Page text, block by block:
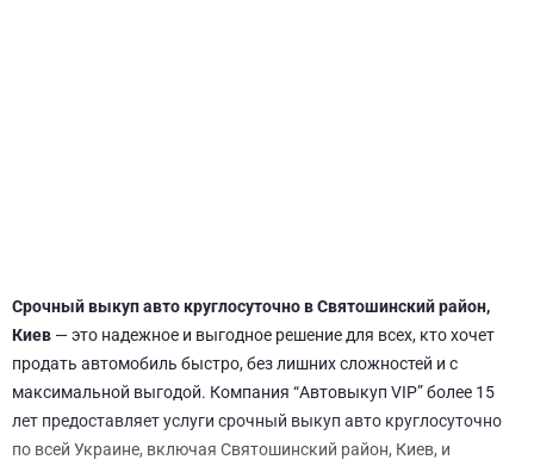
Срочный выкуп авто круглосуточно в Святошинский район,
Киев — это надежное и выгодное решение для всех, кто хочет
продать автомобиль быстро, без лишних сложностей и с
максимальной выгодой. Компания “Автовыкуп VIP” более 15
лет предоставляет услуги срочный выкуп авто круглосуточно
по всей Украине, включая Святошинский район, Киев, и